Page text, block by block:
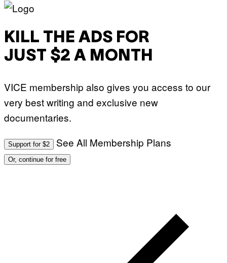
KILL THE ADS FOR
JUST $2 A MONTH
VICE membership also gives you access to our
very best writing and exclusive new
documentaries.
Support for $2 See All Membership Plans
Or, continue for free